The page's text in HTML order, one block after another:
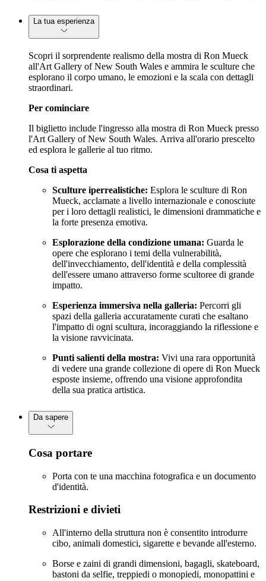
La tua esperienza
Scopri il sorprendente realismo della mostra di Ron Mueck
all'Art Gallery of New South Wales e ammira le sculture che
esplorano il corpo umano, le emozioni e la scala con dettagli
straordinari.
Per cominciare
Il biglietto include l'ingresso alla mostra di Ron Mueck presso
l'Art Gallery of New South Wales. Arriva all'orario prescelto
ed esplora le gallerie al tuo ritmo.
Cosa ti aspetta
Sculture iperrealistiche: Esplora le sculture di Ron
Mueck, acclamate a livello internazionale e conosciute
per i loro dettagli realistici, le dimensioni drammatiche e
la forte presenza emotiva.
Esplorazione della condizione umana: Guarda le
opere che esplorano i temi della vulnerabilità,
dell'invecchiamento, dell'identità e della complessità
dell'essere umano attraverso forme scultoree di grande
impatto.
Esperienza immersiva nella galleria: Percorri gli
spazi della galleria accuratamente curati che esaltano
l'impatto di ogni scultura, incoraggiando la riflessione e
la visione ravvicinata.
Punti salienti della mostra: Vivi una rara opportunità
di vedere una grande collezione di opere di Ron Mueck
esposte insieme, offrendo una visione approfondita
della sua pratica artistica.
Da sapere
Cosa portare
Porta con te una macchina fotografica e un documento
d'identità.
Restrizioni e divieti
All'interno della struttura non è consentito introdurre
cibo, animali domestici, sigarette e bevande all'esterno.
Borse e zaini di grandi dimensioni, bagagli, skateboard,
bastoni da selfie, treppiedi o monopiedi, monopattini e